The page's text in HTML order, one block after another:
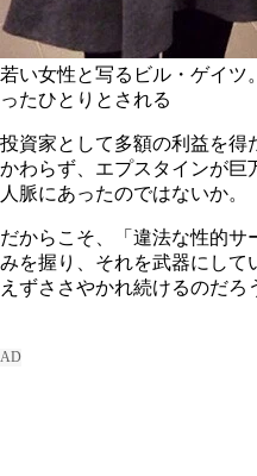
若い女性と写るビル・ゲイ
ったひとりとされる
投資家として多額の利益を得
かわらず、エプスタインが巨
人脈にあったのではないか。
だからこそ、「違法な性的サ
みを握り、それを武器にして
えずささやかれ続けるのだろ